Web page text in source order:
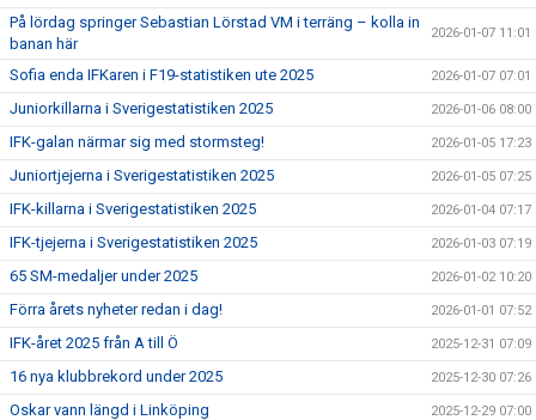
På lördag springer Sebastian Lörstad VM i terräng – kolla in
banan här
2026-01-07 11:01
Sofia enda IFKaren i F19-statistiken ute 2025 2026-01-07 07:01
Juniorkillarna i Sverigestatistiken 2025 2026-01-06 08:00
IFK-galan närmar sig med stormsteg! 2026-01-05 17:23
Juniortjejerna i Sverigestatistiken 2025 2026-01-05 07:25
IFK-killarna i Sverigestatistiken 2025 2026-01-04 07:17
IFK-tjejerna i Sverigestatistiken 2025 2026-01-03 07:19
65 SM-medaljer under 2025 2026-01-02 10:20
Förra årets nyheter redan i dag! 2026-01-01 07:52
IFK-året 2025 från A till Ö 2025-12-31 07:09
16 nya klubbrekord under 2025 2025-12-30 07:26
Oskar vann längd i Linköping 2025-12-29 07:00